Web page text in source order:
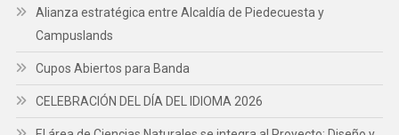
Alianza estratégica entre Alcaldía de Piedecuesta y
Campuslands
Cupos Abiertos para Banda
CELEBRACIÓN DEL DÍA DEL IDIOMA 2026